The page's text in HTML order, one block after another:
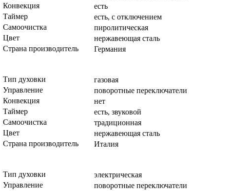
Конвекция
есть
Таймер
есть, с отключением
Самоочистка
пиролитическая
Цвет
нержавеющая сталь
Страна производитель
Германия
Тип духовки
газовая
Управление
поворотные переключатели
Конвекция
нет
Таймер
есть, звуковой
Самоочистка
традиционная
Цвет
нержавеющая сталь
Страна производитель
Италия
Тип духовки
электрическая
Управление
поворотные переключатели